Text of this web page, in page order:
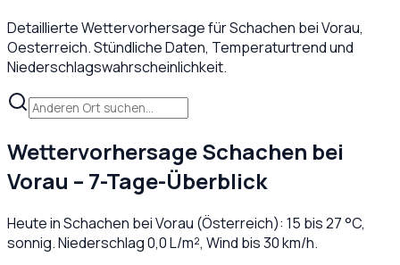
Detaillierte Wettervorhersage fürSchachen bei Vorau,
Oesterreich. Stündliche Daten, Temperaturtrend und
Niederschlagswahrscheinlichkeit.
WettervorhersageSchachen bei
Vorau – 7-Tage-Überblick
Heute inSchachen bei Vorau (Österreich): 15 bis27°C,
sonnig. Niederschlag0,0L/m², Wind bis30km/h.